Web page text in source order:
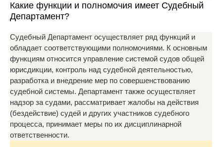
Какие функции и полномочия имеет Судебный
Департамент?
Судебный Департамент осуществляет ряд функций и
обладает соответствующими полномочиями. К основным
функциям относится управление системой судов общей
юрисдикции, контроль над судебной деятельностью,
разработка и внедрение мер по совершенствованию
судебной системы. Департамент также осуществляет
надзор за судами, рассматривает жалобы на действия
(бездействие) судей и других участников судебного
процесса, принимает меры по их дисциплинарной
ответственности.